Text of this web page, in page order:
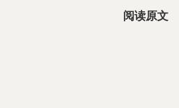
阅读原文